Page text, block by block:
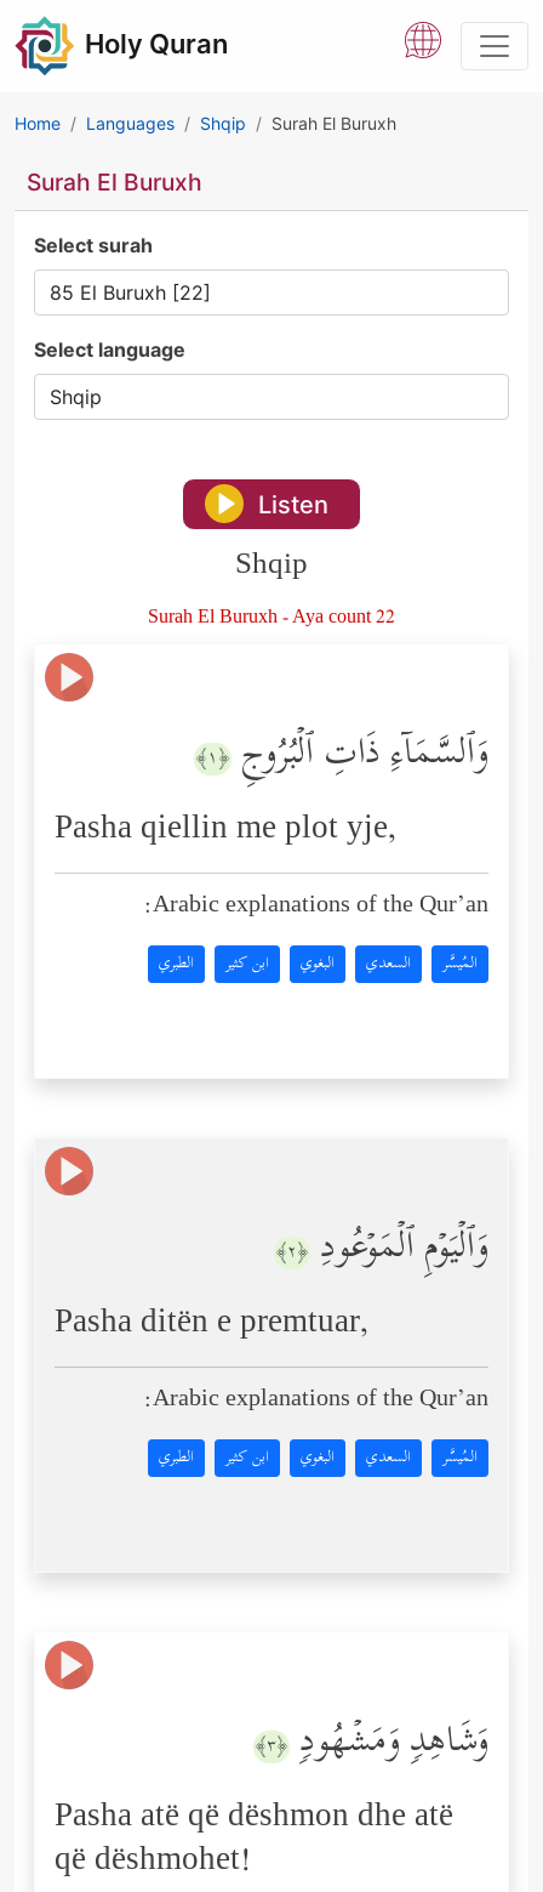
Holy Quran
Home Languages Shqip Surah El Buruxh
Surah El Buruxh
Select surah
Select language
Listen
Shqip
Surah El Buruxh - Aya count 22
وَٱلسَّمَاۤءِ ذَاتِ ٱلۡبُرُوجِ ﴿١﴾
Pasha qiellin me plot yje,
Arabic explanations of the Qur’an:
المُيسَّر السعدي البغوي ابن كثير الطبري
وَٱلۡیَوۡمِ ٱلۡمَوۡعُودِ ﴿٢﴾
Pasha ditën e premtuar,
Arabic explanations of the Qur’an:
المُيسَّر السعدي البغوي ابن كثير الطبري
وَشَاهِدࣲ وَمَشۡهُودࣲ ﴿٣﴾
Pasha atë që dëshmon dhe atë
që dëshmohet!